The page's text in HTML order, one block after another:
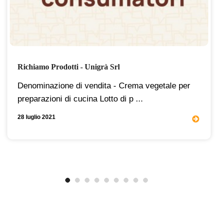
Richiamo Prodotti - Unigrà Srl
Denominazione di vendita - Crema vegetale per
preparazioni di cucina Lotto di p ...
28 luglio 2021